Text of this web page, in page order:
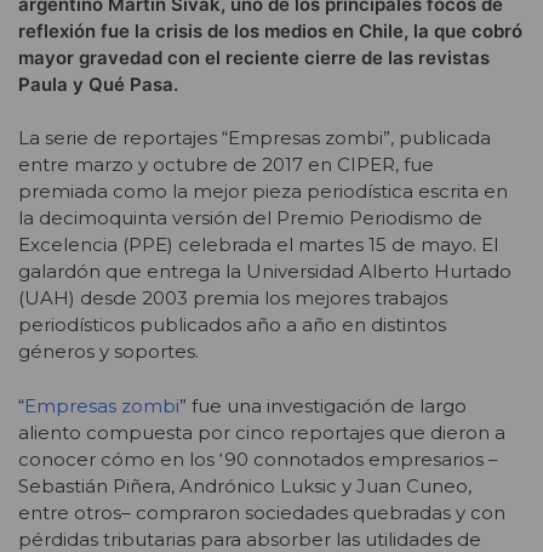
reflexión fue la crisis de los medios en Chile, la que cobró
mayor gravedad con el reciente cierre de las revistas
Paula y Qué Pasa.
La serie de reportajes “Empresas zombi”, publicada
entre marzo y octubre de 2017 en CIPER, fue
premiada como la mejor pieza periodística escrita en
la decimoquinta versión del Premio Periodismo de
Excelencia (PPE) celebrada el martes 15 de mayo. El
galardón que entrega la Universidad Alberto Hurtado
(UAH) desde 2003 premia los mejores trabajos
periodísticos publicados año a año en distintos
géneros y soportes.
“Empresas zombi” fue una investigación de largo
aliento compuesta por cinco reportajes que dieron a
conocer cómo en los ‘90 connotados empresarios –
Sebastián Piñera, Andrónico Luksic y Juan Cuneo,
entre otros– compraron sociedades quebradas y con
pérdidas tributarias para absorber las utilidades de